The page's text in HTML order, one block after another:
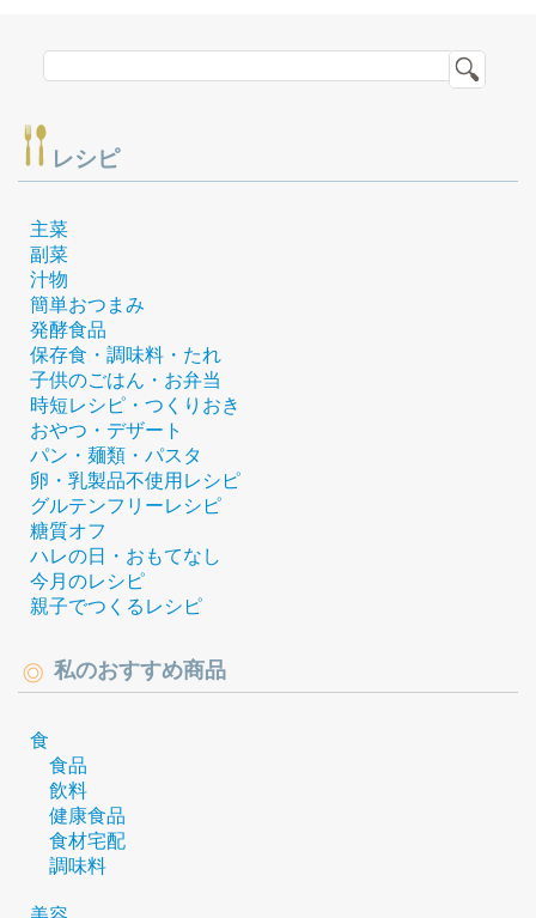
レシピ
主菜
副菜
汁物
簡単おつまみ
発酵食品
保存食・調味料・たれ
子供のごはん・お弁当
時短レシピ・つくりおき
おやつ・デザート
パン・麺類・パスタ
卵・乳製品不使用レシピ
グルテンフリーレシピ
糖質オフ
ハレの日・おもてなし
今月のレシピ
親子でつくるレシピ
私のおすすめ商品
食
食品
飲料
健康食品
食材宅配
調味料